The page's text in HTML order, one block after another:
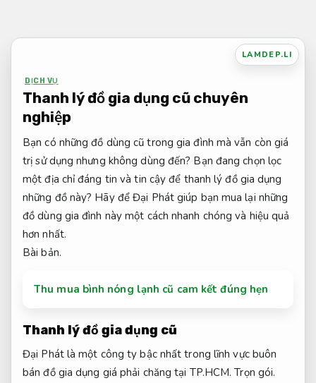
nội
LAMDEP.LI
DỊCH VỤ
Thanh lý đồ gia dụng cũ chuyên
nghiệp
Bạn có những đồ dùng cũ trong gia đình mà vẫn còn giá
trị sử dụng nhưng không dùng đến? Bạn đang chọn lọc
một địa chỉ đáng tin và tin cậy để thanh lý đồ gia dụng
những đồ này? Hãy để Đại Phát giúp bạn mua lại những
đồ dùng gia đình này một cách nhanh chóng và hiệu quả
hơn nhất.
Bài bản.
Thu mua bình nóng lạnh cũ cam kết đúng hẹn
Thanh lý đồ gia dụng cũ
Đại Phát là một công ty bậc nhất trong lĩnh vực buôn
bán đồ gia dụng giá phải chăng tại TP.HCM.Trọn gói.